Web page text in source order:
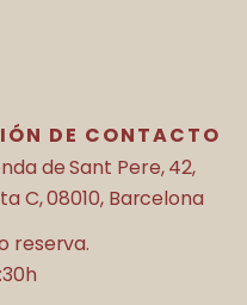
DE CONTACTO
de Sant Pere, 42,
C, 08010, Barcelona
reserva.